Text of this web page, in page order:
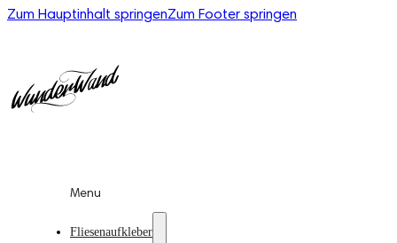
Zum Hauptinhalt springenZum Footer springen
Menu
Fliesenaufkleber